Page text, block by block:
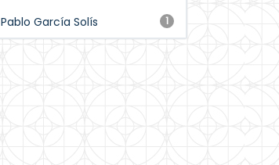
1
Pablo García Solís